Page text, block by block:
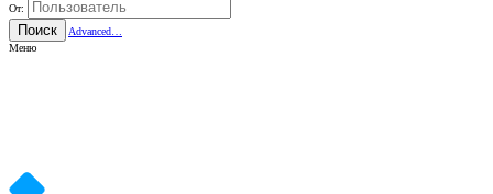
От:
Поиск
Advanced…
Меню